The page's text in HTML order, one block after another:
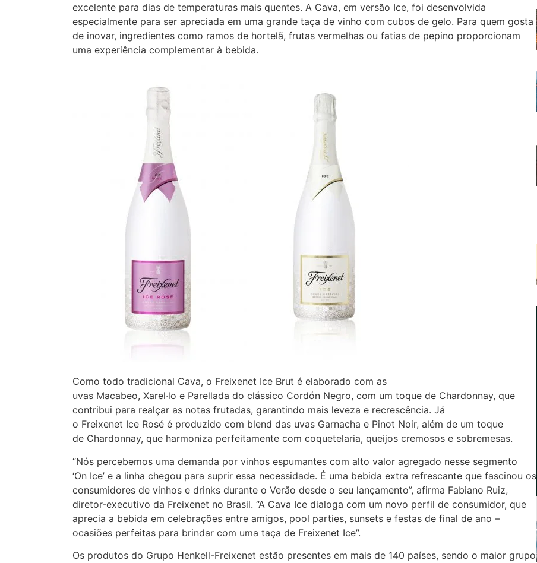
excelente para dias de temperaturas mais quentes. A Cava, em versão Ice, foi desenvolvida
especialmente para ser apreciada em uma grande taça de vinho com cubos de gelo. Para quem gosta
de inovar, ingredientes como ramos de hortelã, frutas vermelhas ou fatias de pepino proporcionam
uma experiência complementar à bebida.
Como todo tradicional Cava, o Freixenet Ice Brut é elaborado com as
uvas Macabeo, Xarel·lo e Parellada do clássico Cordón Negro, com um toque de Chardonnay, que
contribui para realçar as notas frutadas, garantindo mais leveza e recrescência. Já
o Freixenet Ice Rosé é produzido com blend das uvas Garnacha e Pinot Noir, além de um toque
de Chardonnay, que harmoniza perfeitamente com coquetelaria, queijos cremosos e sobremesas.
“Nós percebemos uma demanda por vinhos espumantes com alto valor agregado nesse segmento
‘On Ice’ e a linha chegou para suprir essa necessidade. É uma bebida extra refrescante que fascinou os
consumidores de vinhos e drinks durante o Verão desde o seu lançamento”, afirma Fabiano Ruiz,
diretor-executivo da Freixenet no Brasil. “A Cava Ice dialoga com um novo perfil de consumidor, que
aprecia a bebida em celebrações entre amigos, pool parties, sunsets e festas de final de ano –
ocasiões perfeitas para brindar com uma taça de Freixenet Ice”.
Os produtos do Grupo Henkell-Freixenet estão presentes em mais de 140 países, sendo o maior grupo